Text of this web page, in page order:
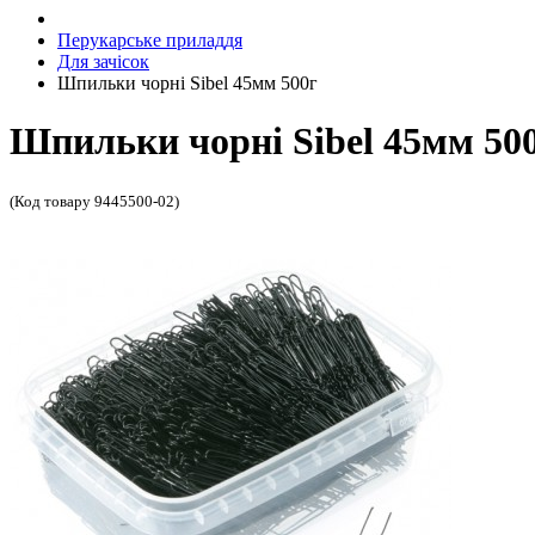
Перукарське приладдя
Для зачісок
Шпильки чорні Sibel 45мм 500г
Шпильки чорні Sibel 45мм
(Код товару 9445500-02)